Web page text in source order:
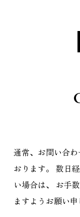
通常、お問い合
おります。 数日
い場合は、
お手
ますようお願い申